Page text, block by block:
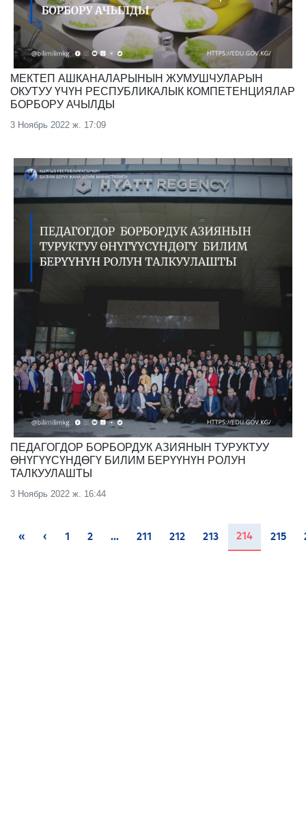
МЕКТЕП АШКАНАЛАРЫНЫН ЖУМУШЧУЛАРЫН
ОКУТУУ ҮЧҮН РЕСПУБЛИКАЛЫК КОМПЕТЕНЦИЯЛАР
БОРБОРУ АЧЫЛДЫ
3 Ноябрь 2022 ж. 17:09
ПЕДАГОГДОР БОРБОРДУК АЗИЯНЫН ТУРУКТУУ
ӨНҮГҮҮСҮНДӨГҮ БИЛИМ БЕРҮҮНҮН РОЛУН
ТАЛКУУЛАШТЫ
3 Ноябрь 2022 ж. 16:44
« ‹ 1 2 ... 211 212 213 214(current)
215